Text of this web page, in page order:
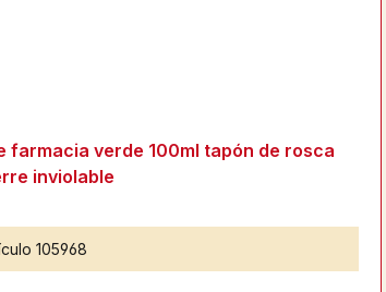
farmacia verde 100ml tapón de rosca
inviolable
105968